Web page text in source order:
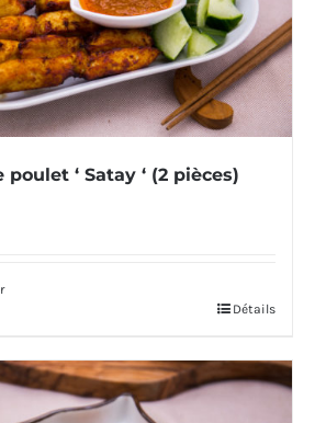
‘ Satay ‘ (2 pièces)
Détails